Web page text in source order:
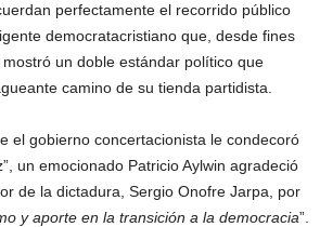
perfectamente el recorrido público
democratacristiano que, desde fines
un doble estándar político que
camino de su tienda partidista.
el gobierno concertacionista le condecoró
un emocionado Patricio Aylwin agradeció
de la dictadura, Sergio Onofre Jarpa, por
y aporte en la transición a la democracia”.